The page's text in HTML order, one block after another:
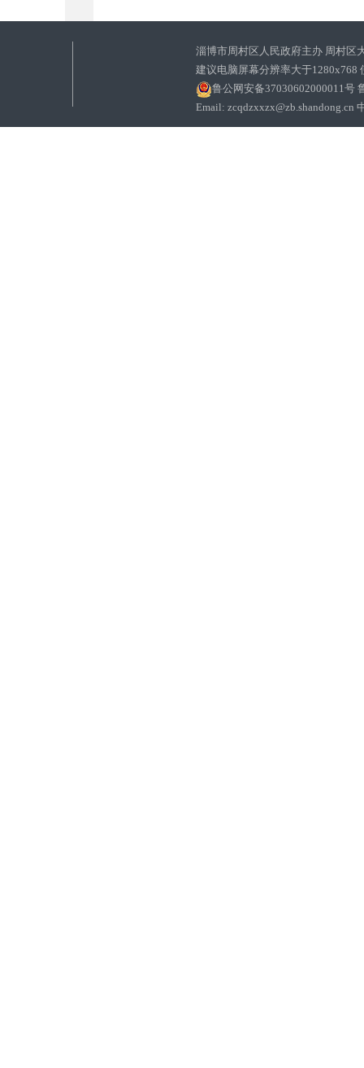
淄博市周村区人民政府主办 周村区
建议电脑屏幕分辨率大于1280x768
鲁公网安备37030602000011号
Email: zcqdzxxzx@zb.shandong.cn